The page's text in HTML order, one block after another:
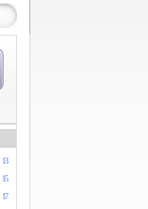
13
15
17